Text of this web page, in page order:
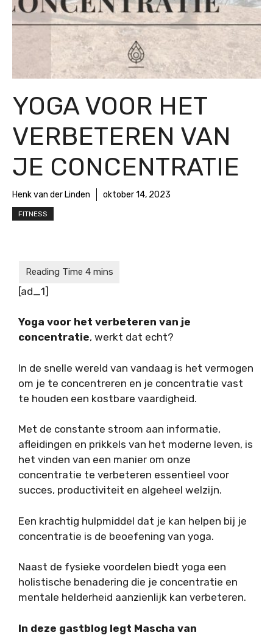
YOGA VOOR HET
VERBETEREN VAN
JE CONCENTRATIE
Henk van der Linden oktober 14, 2023
FITNESS
[ad_1]
Yoga voor het verbeteren van je
concentratie, werkt dat echt?
In de snelle wereld van vandaag is het vermogen
om je te concentreren en je concentratie vast
te houden een kostbare vaardigheid.
Met de constante stroom aan informatie,
afleidingen en prikkels van het moderne leven, is
het vinden van een manier om onze
concentratie te verbeteren essentieel voor
succes, productiviteit en algeheel welzijn.
Een krachtig hulpmiddel dat je kan helpen bij je
concentratie is de beoefening van yoga.
Naast de fysieke voordelen biedt yoga een
holistische benadering die je concentratie en
mentale helderheid aanzienlijk kan verbeteren.
In deze gastblog legt Mascha van